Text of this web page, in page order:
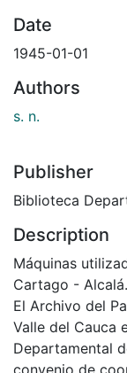
Date
1945-01-01
Authors
s. n.
Publisher
Biblioteca
Description
Máquinas
Cartago -
El Archivo del
Valle del Cauca
Departamental
convenio de